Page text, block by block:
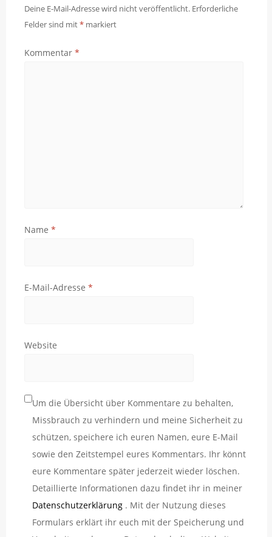
Deine E-Mail-Adresse wird nicht veröffentlicht. Erforderliche
Felder sind mit* markiert
Kommentar *
Name *
E-Mail-Adresse *
Website
Um die Übersicht über Kommentare zu behalten,
Missbrauch zu verhindern und meine Sicherheit zu
schützen, speichere ich euren Namen, eure E-Mail
sowie den Zeitstempel eures Kommentars. Ihr könnt
eure Kommentare später jederzeit wieder löschen.
Detaillierte Informationen dazu findet ihr in meiner
Datenschutzerklärung . Mit der Nutzung dieses
Formulars erklärt ihr euch mit der Speicherung und